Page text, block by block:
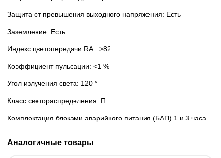
Защита от превышения выходного напряжения: Есть
Заземление: Есть
Индекс цветопередачи RA: >82
Коэффициент пульсации: <1 %
Угол излучения света: 120 °
Класс светораспределения: П
Комплектация блоками аварийного питания (БАП) 1 и 3 часа
Аналогичные товары